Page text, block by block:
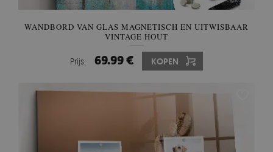
WANDBORD VAN GLAS MAGNETISCH EN UITWISBAAR
VINTAGE HOUT
Prijs: 69.99 € KOPEN